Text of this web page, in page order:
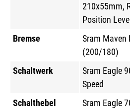
210x55mm,
Position
Bremse
Sram Maven
(200/180)
Schaltwerk
Sram Eagle
Speed
Schalthebel
Sram Eagle